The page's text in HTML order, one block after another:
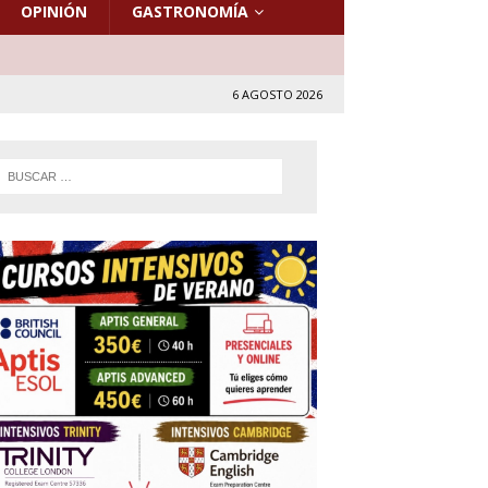
OPINIÓN GASTRONOMÍA
6 AGOSTO 2026